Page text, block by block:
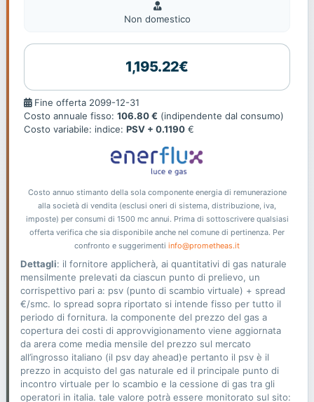
Non
domestic
Non domestico
1,195.22€
Fine
offerta
Fine offerta 2099-12-31
Costo annuale fisso: 106.80 € (indipendente dal consumo)
Costo variabile: indice: PSV + 0.1190 €
Costo annuo stimanto della sola componente energia di remunerazione
alla società di vendita (esclusi oneri di sistema, distribuzione, iva,
imposte) per consumi di 1500 mc annui. Prima di sottoscrivere qualsiasi
offerta verifica che sia disponibile anche nel comune di pertinenza. Per
confronto e suggerimenti info@prometheas.it
Dettagli: il fornitore applicherà, ai quantitativi di gas naturale
mensilmente prelevati da ciascun punto di prelievo, un
corrispettivo pari a: psv (punto di scambio virtuale) + spread
€/smc. lo spread sopra riportato si intende fisso per tutto il
periodo di fornitura. la componente del prezzo del gas a
copertura dei costi di approvvigionamento viene aggiornata
da arera come media mensile del prezzo sul mercato
all’ingrosso italiano (il psv day ahead)e pertanto il psv è il
prezzo in acquisto del gas naturale ed il principale punto di
incontro virtuale per lo scambio e la cessione di gas tra gli
operatori in italia. tale valore potrà essere monitorato sul sito: